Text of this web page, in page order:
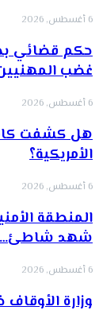
6 أغسطس, 2026
حكم قضائي
غضب
6 أغسطس, 2026
هل كشفت
الأمريكية؟
6 أغسطس, 2026
‏المنطقة
شهد شاطئ…
6 أغسطس, 2026
وزارة